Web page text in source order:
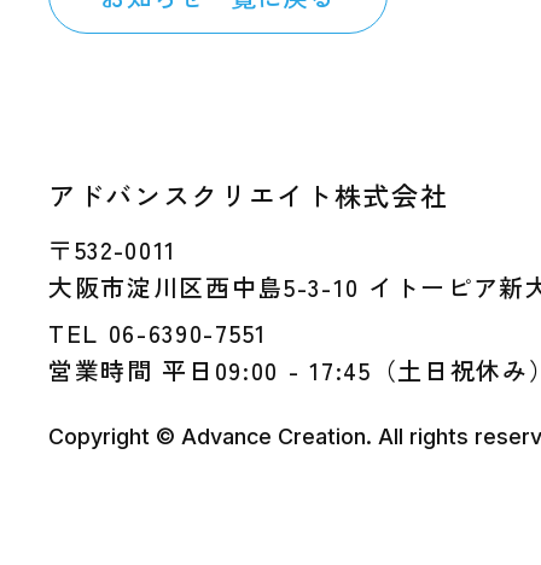
アドバンスクリエイト株式会社
〒532-0011
大阪市淀川区西中島5-3-10 イトーピア新
TEL 06-6390-7551
営業時間 平日09:00 - 17:45（土日祝休み
Copyright © Advance Creation. All rights